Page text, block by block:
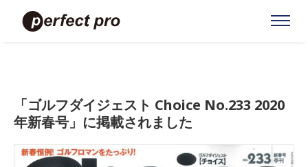
「ゴルフダイジェスト Choice No.233 2020
年新春号」に掲載されました